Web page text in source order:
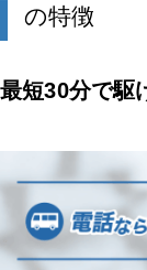
の特徴
最短30分で駆